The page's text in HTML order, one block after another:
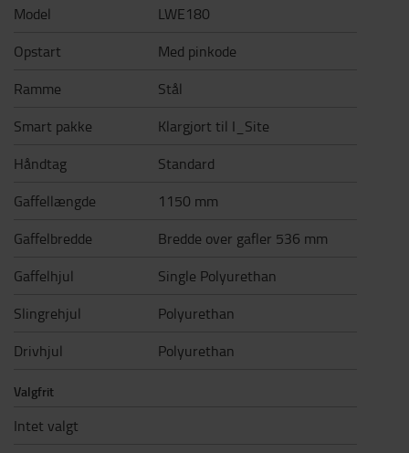
Model
LWE180
Opstart
Med pinkode
Ramme
Stål
Smart pakke
Klargjort til I_Site
Håndtag
Standard
Gaffellængde
1150 mm
Gaffelbredde
Bredde over gafler 536 mm
Gaffelhjul
Single Polyurethan
Slingrehjul
Polyurethan
Drivhjul
Polyurethan
Valgfrit
Intet valgt